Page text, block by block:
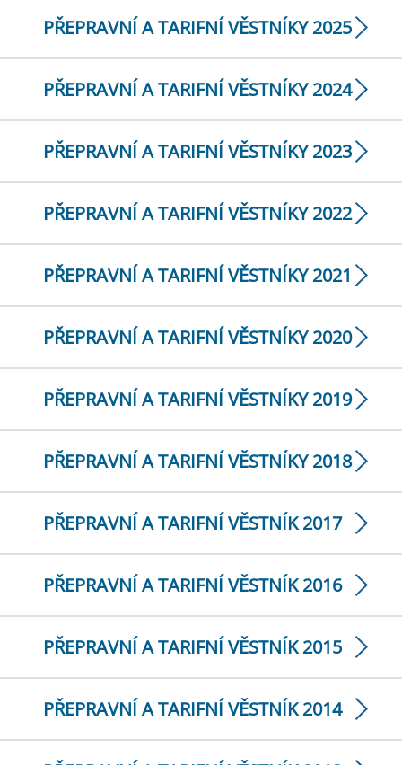
PŘEPRAVNÍ A TARIFNÍ VĚSTNÍKY 2025
PŘEPRAVNÍ A TARIFNÍ VĚSTNÍKY 2024
PŘEPRAVNÍ A TARIFNÍ VĚSTNÍKY 2023
PŘEPRAVNÍ A TARIFNÍ VĚSTNÍKY 2022
PŘEPRAVNÍ A TARIFNÍ VĚSTNÍKY 2021
PŘEPRAVNÍ A TARIFNÍ VĚSTNÍKY 2020
PŘEPRAVNÍ A TARIFNÍ VĚSTNÍKY 2019
PŘEPRAVNÍ A TARIFNÍ VĚSTNÍKY 2018
PŘEPRAVNÍ A TARIFNÍ VĚSTNÍK 2017
PŘEPRAVNÍ A TARIFNÍ VĚSTNÍK 2016
PŘEPRAVNÍ A TARIFNÍ VĚSTNÍK 2015
PŘEPRAVNÍ A TARIFNÍ VĚSTNÍK 2014